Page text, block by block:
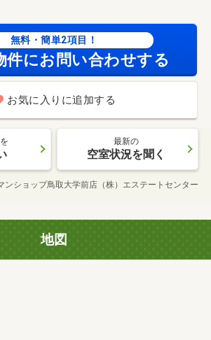
無料・簡単2項目！
件にお問い合わせする
お気に入りに追加する
最新の
空室状況を聞く
ンショップ鳥取大学前店（株）エステートセンター
地図